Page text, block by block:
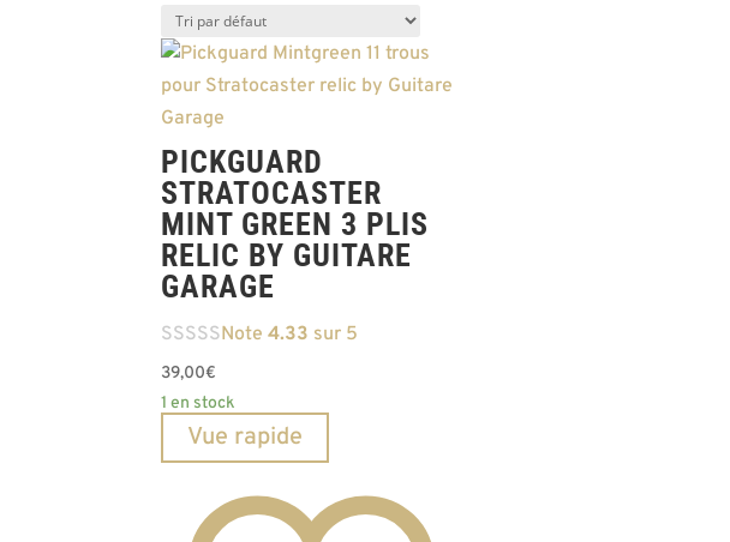
PICKGUARD
STRATOCASTER
MINT GREEN 3 PLIS
RELIC BY GUITARE
GARAGE
Note4.33 sur 5
39,00€
1 en stock
Vue rapide